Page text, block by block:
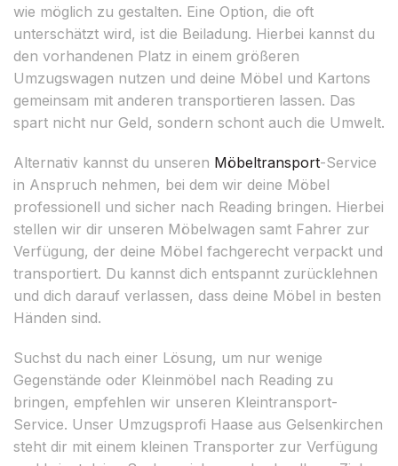
wie möglich zu gestalten. Eine Option, die oft
unterschätzt wird, ist die Beiladung. Hierbei kannst du
den vorhandenen Platz in einem größeren
Umzugswagen nutzen und deine Möbel und Kartons
gemeinsam mit anderen transportieren lassen. Das
spart nicht nur Geld, sondern schont auch die Umwelt.
Alternativ kannst du unseren Möbeltransport-Service
in Anspruch nehmen, bei dem wir deine Möbel
professionell und sicher nach Reading bringen. Hierbei
stellen wir dir unseren Möbelwagen samt Fahrer zur
Verfügung, der deine Möbel fachgerecht verpackt und
transportiert. Du kannst dich entspannt zurücklehnen
und dich darauf verlassen, dass deine Möbel in besten
Händen sind.
Suchst du nach einer Lösung, um nur wenige
Gegenstände oder Kleinmöbel nach Reading zu
bringen, empfehlen wir unseren Kleintransport-
Service. Unser Umzugsprofi Haase aus Gelsenkirchen
steht dir mit einem kleinen Transporter zur Verfügung